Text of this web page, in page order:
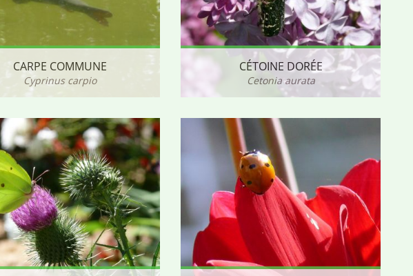
CARPE COMMUNE
Cyprinus carpio
CÉTOINE DORÉE
Cetonia aurata